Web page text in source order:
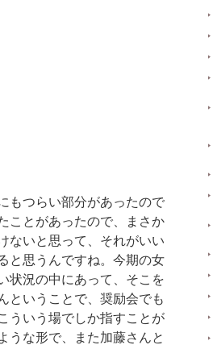
もつらい部分があったので
ことがあったので、まさか
ないと思って、それがいい
と思うんですね。今期の女
状況の中にあって、そこを
ということで、奨励会でも
ういう場でしか指すことが
うな形で、また加藤さんと